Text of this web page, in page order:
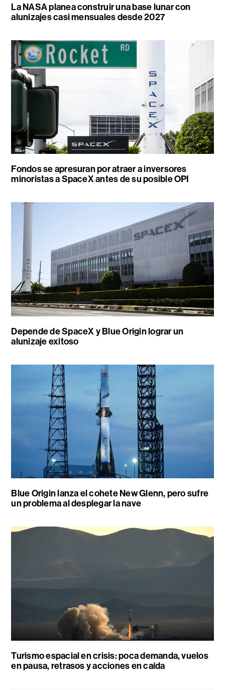
La NASA planea construir una base lunar con
alunizajes casi mensuales desde 2027
Fondos se apresuran por atraer a inversores
minoristas a SpaceX antes de su posible OPI
Depende de SpaceX y Blue Origin lograr un
alunizaje exitoso
Blue Origin lanza el cohete New Glenn, pero sufre
un problema al desplegar la nave
Turismo espacial en crisis: poca demanda, vuelos
en pausa, retrasos y acciones en caída